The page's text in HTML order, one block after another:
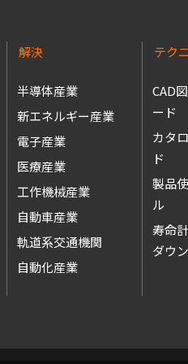
解決
半導体産業
新エネルギー産業
電子産業
医療産業
工作機械産業
自動車産業
軌道系交通機関
自動化産業
テク
CAD
ード
カタ
ド
製品
ル
寿命
ダウ